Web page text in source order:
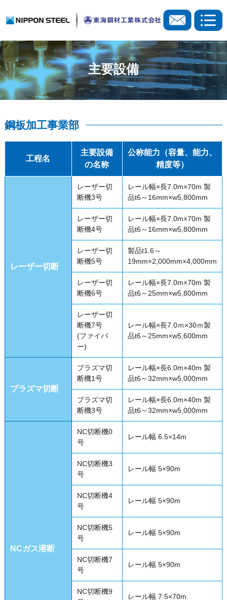
主要設備
鋼板加工事業部
工程名
主要設備
の名称
公称能力（容量、能力、
精度等）
レーザー切断
レーザー切
断機3号
レール幅×長7.0m×70m 製
品t6～16mm×w5,800mm
レーザー切
断機4号
レール幅×長7.0m×70m 製
品t6～16mm×w5,800mm
レーザー切
断機5号
製品t1.6～
19mm×2,000mm×4,000mm
レーザー切
断機6号
レール幅×長7.0m×70m 製
品t6～25mm×w5,800mm
レーザー切
断機7号
(ファイバ
ー)
レール幅×長7.0ｍ×30ｍ製
品t6～25mm×w5,600mm
プラズマ切断
プラズマ切
断機1号
レール幅×長6.0m×40m 製
品t6～32mm×w5,000mm
プラズマ切
断機3号
レール幅×長6.0m×40m 製
品t6～32mm×w5,000mm
NCガス溶断
NC切断機0
号
レール幅 6.5×14m
NC切断機3
号
レール幅 5×90m
NC切断機4
号
レール幅 5×90m
NC切断機5
号
レール幅 5×90m
NC切断機7
号
レール幅 5×90m
NC切断機9
レール幅 7.5×70m